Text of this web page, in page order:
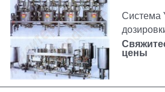
Система
цены